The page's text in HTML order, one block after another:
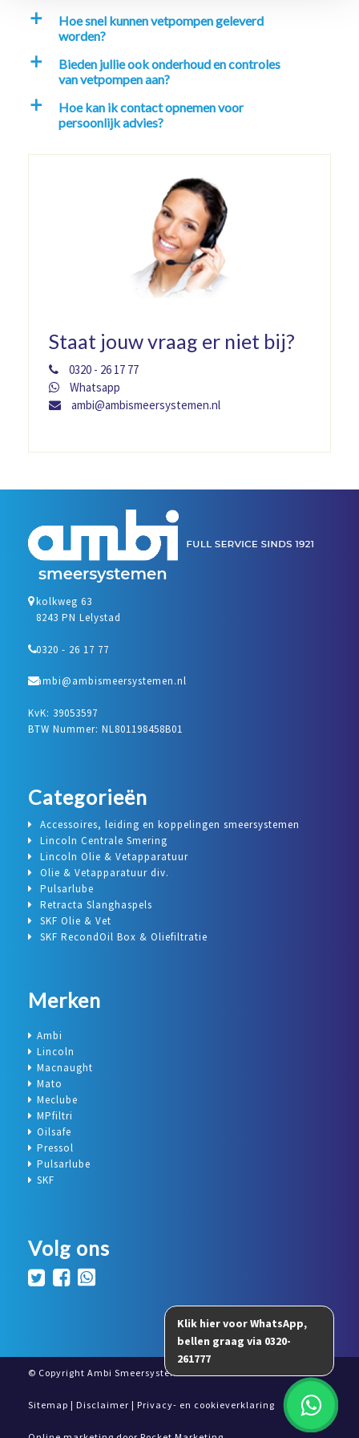
a
Hoe snel kunnen vetpompen geleverd
worden?
a
Bieden jullie ook onderhoud en controles
van vetpompen aan?
a
Hoe kan ik contact opnemen voor
persoonlijk advies?
Staat jouw vraag er niet bij?
0320 - 26 17 77
Whatsapp
ambi@ambismeersystemen.nl
kolkweg 63
8243 PN Lelystad
0320 - 26 17 77
ambi@ambismeersystemen.nl
KvK: 39053597
BTW Nummer: NL801198458B01
Categorieën
Accessoires, leiding en koppelingen smeersystemen
Lincoln Centrale Smering
Lincoln Olie & Vetapparatuur
Olie & Vetapparatuur div.
Pulsarlube
Retracta Slanghaspels
SKF Olie & Vet
SKF RecondOil Box & Oliefiltratie
Merken
Ambi
Lincoln
Macnaught
Mato
Meclube
MPfiltri
Oilsafe
Pressol
Pulsarlube
SKF
Volg ons
© Copyright Ambi Smeersystemen 2026
Sitemap | Disclaimer | Privacy- en cookieverklaring